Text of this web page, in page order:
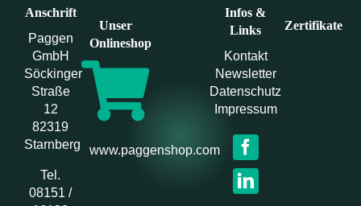
Anschrift
Paggen
GmbH
Söckinger
Straße
12
82319
Starnberg
Tel.
08151 /
Unser
Onlineshop
www.paggenshop.com
Infos &
Links
Kontakt
Newsletter
Datenschutz
Impressum
Zertifikate